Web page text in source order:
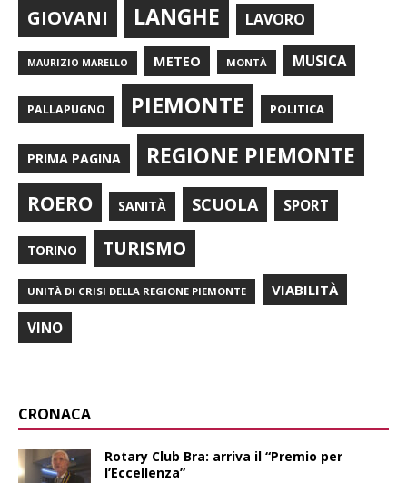
GIOVANI LANGHE LAVORO
MAURIZIO MARELLO METEO MONTÀ MUSICA
PALLAPUGNO PIEMONTE POLITICA
PRIMA PAGINA REGIONE PIEMONTE
ROERO SANITÀ SCUOLA SPORT
TORINO TURISMO
UNITÀ DI CRISI DELLA REGIONE PIEMONTE VIABILITÀ
VINO
CRONACA
Rotary Club Bra: arriva il “Premio per
l’Eccellenza”